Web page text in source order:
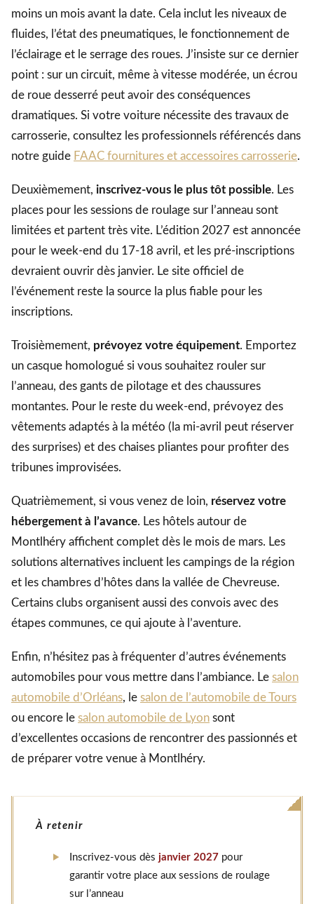
moins un mois avant la date. Cela inclut les niveaux de
fluides, l’état des pneumatiques, le fonctionnement de
l’éclairage et le serrage des roues. J’insiste sur ce dernier
point : sur un circuit, même à vitesse modérée, un écrou
de roue desserré peut avoir des conséquences
dramatiques. Si votre voiture nécessite des travaux de
carrosserie, consultez les professionnels référencés dans
notre guide FAAC fournitures et accessoires carrosserie.
Deuxièmement, inscrivez-vous le plus tôt possible. Les
places pour les sessions de roulage sur l’anneau sont
limitées et partent très vite. L’édition 2027 est annoncée
pour le week-end du 17-18 avril, et les pré-inscriptions
devraient ouvrir dès janvier. Le site officiel de
l’événement reste la source la plus fiable pour les
inscriptions.
Troisièmement, prévoyez votre équipement. Emportez
un casque homologué si vous souhaitez rouler sur
l’anneau, des gants de pilotage et des chaussures
montantes. Pour le reste du week-end, prévoyez des
vêtements adaptés à la météo (la mi-avril peut réserver
des surprises) et des chaises pliantes pour profiter des
tribunes improvisées.
Quatrièmement, si vous venez de loin, réservez votre
hébergement à l’avance. Les hôtels autour de
Montlhéry affichent complet dès le mois de mars. Les
solutions alternatives incluent les campings de la région
et les chambres d’hôtes dans la vallée de Chevreuse.
Certains clubs organisent aussi des convois avec des
étapes communes, ce qui ajoute à l’aventure.
Enfin, n’hésitez pas à fréquenter d’autres événements
automobiles pour vous mettre dans l’ambiance. Le salon
automobile d’Orléans, le salon de l’automobile de Tours
ou encore le salon automobile de Lyon sont
d’excellentes occasions de rencontrer des passionnés et
de préparer votre venue à Montlhéry.
À retenir
Inscrivez-vous dès janvier 2027 pour
garantir votre place aux sessions de roulage
sur l’anneau